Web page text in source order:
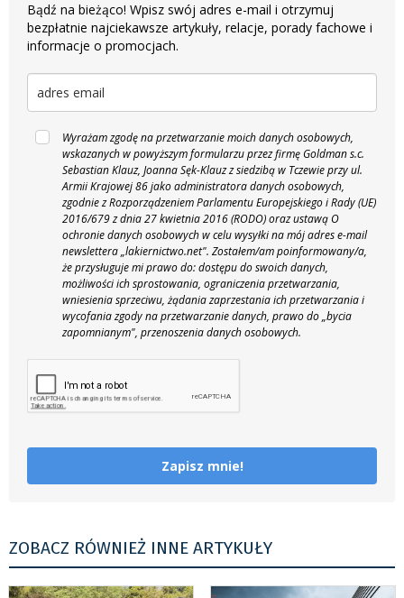
Bądź na bieżąco! Wpisz swój adres e-mail i otrzymuj
bezpłatnie najciekawsze artykuły, relacje, porady fachowe i
informacje o promocjach.
Wyrażam zgodę na przetwarzanie moich danych osobowych,
wskazanych w powyższym formularzu przez firmę Goldman s.c.
Sebastian Klauz, Joanna Sęk-Klauz z siedzibą w Tczewie przy ul.
Armii Krajowej 86 jako administratora danych osobowych,
zgodnie z Rozporządzeniem Parlamentu Europejskiego i Rady (UE)
2016/679 z dnia 27 kwietnia 2016 (RODO) oraz ustawą O
ochronie danych osobowych w celu wysyłki na mój adres e-mail
newslettera „lakiernictwo.net". Zostałem/am poinformowany/a,
że przysługuje mi prawo do: dostępu do swoich danych,
możliwości ich sprostowania, ograniczenia przetwarzania,
wniesienia sprzeciwu, żądania zaprzestania ich przetwarzania i
wycofania zgody na przetwarzanie danych, prawo do „bycia
zapomnianym", przenoszenia danych osobowych.
Zapisz mnie!
ZOBACZ RÓWNIEŻ INNE ARTYKUŁY